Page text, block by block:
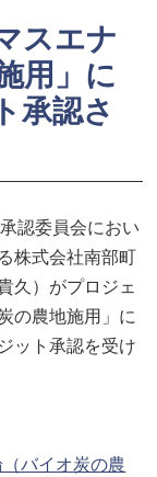
スエナ
用」に
承認さ
認委員会におい
株式会社南部町
久）がプロジェ
の農地施用」に
ット承認を受け
バイオ炭の農